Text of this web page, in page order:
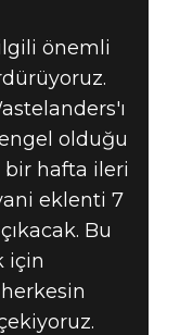
önemli
olduğu
bir hafta ileri
eklenti 7
Bu
için